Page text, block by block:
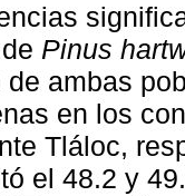
Pinus
ambas
en los
Tláloc,
el 48.2 y